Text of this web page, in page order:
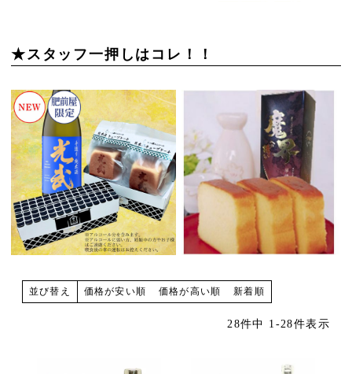
★スタッフ一押しはコレ！！
並び替え 価格が安い順 価格が高い順 新着順
28件中 1 -28件表示